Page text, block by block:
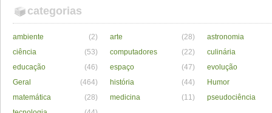
categorias
ambiente (2) arte (28)
astronomia
ciência
(53) computadores (22)
culinária
educação
(46) espaço (47)
evolução
Geral
(464) história (44)
Humor
matemática
(28) medicina (11)
pseudociência